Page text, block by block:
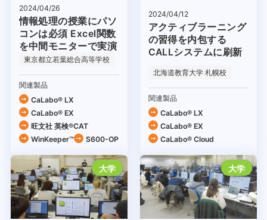
2024/04/26
情報処理の授業にパソ
コンは必須 Excel関数
を中間モニターで実演
東京都立若葉総合高等学校
関連製品
CaLabo® LX
CaLabo® EX
旺文社 英検®CAT
WinKeeper™
S600-OP
2024/04/12
アクティブラーニング
の習得を内包する
CALLシステムに刷新
北海道教育大学 札幌校
関連製品
CaLabo® LX
CaLabo® EX
CaLabo®︎ Cloud
大学 大学